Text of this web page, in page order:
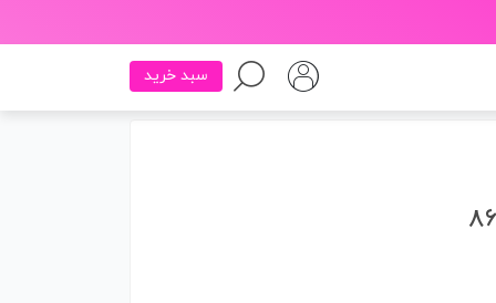
سبد خرید